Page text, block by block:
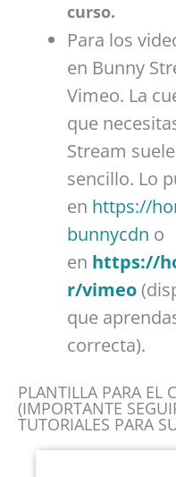
curso.
Para los
en Bunny
Vimeo. La
que
Stream
sencillo. Lo
en https://
bunnycdn o
en https://
r/vimeo
que
correcta).
PLANTILLA PARA EL
(IMPORTANTE
TUTORIALES PARA